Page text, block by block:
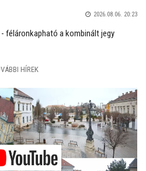
2026.08.06. 20:23
féláronkapható a kombinált jegy
HÍREK